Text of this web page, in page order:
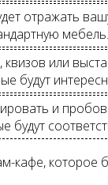
отражать
мебель.
или
будут
и
будут
кафе,